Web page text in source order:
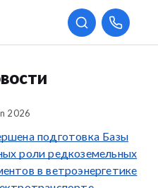
2026
подготовка Базы
роли редкоземельных
в ветроэнергетике